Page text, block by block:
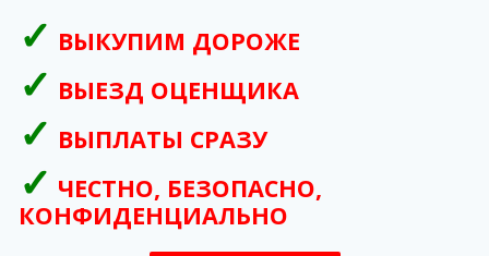
ВЫКУПИМ ДОРОЖЕ
ВЫЕЗД ОЦЕНЩИКА
ВЫПЛАТЫ СРАЗУ
ЧЕСТНО, БЕЗОПАСНО,
КОНФИДЕНЦИАЛЬНО